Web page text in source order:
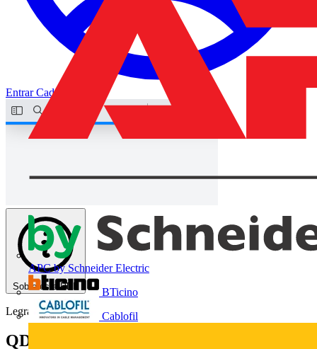
APC by Schneider Electric
BTicino
Cablofil
EntrarCadastrar
Sobre este PDF
Legrand
QDSS II